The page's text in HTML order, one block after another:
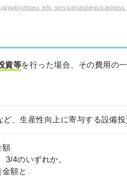
policy/mono_info_service/cashless/
資等を行った場合、その費用の
、生産性向上に寄与する設備投
額
3/4のいずれか。
金額と